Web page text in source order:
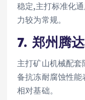
稳定,主打标准化
力较为常规。
7. 郑州腾
主打矿山机械配
备抗冻耐腐蚀性能
相对基础。